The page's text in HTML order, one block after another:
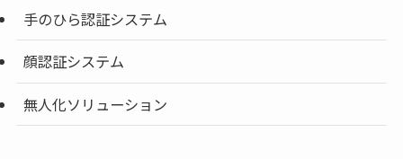
手のひら認証システム
顔認証システム
無人化ソリューション